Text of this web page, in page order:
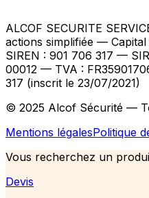
ALCOF SECURITE
actions simplifiée —
SIREN : 901 706 317 —
00012 — TVA :
317 (inscrit le 23/07/2021)
© 2025 Alcof Sécurité —
Mentions légalesPolitique
Vous recherchez un
Devis